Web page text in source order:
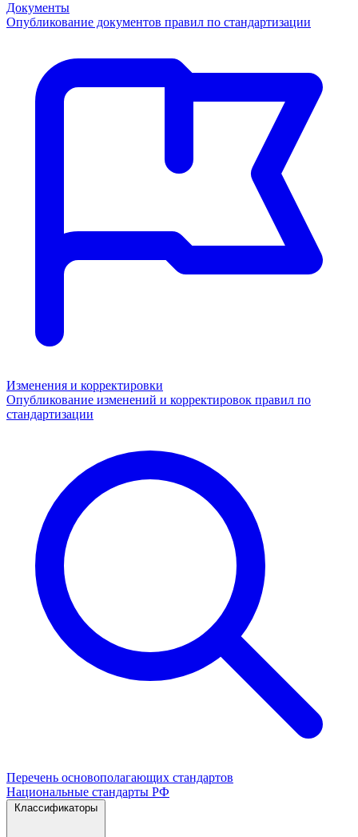
Документы
Опубликование документов правил по стандартизации
Изменения и корректировки
Опубликование изменений и корректировок правил по
стандартизации
Перечень основополагающих стандартов
Национальные стандарты РФ
Классификаторы